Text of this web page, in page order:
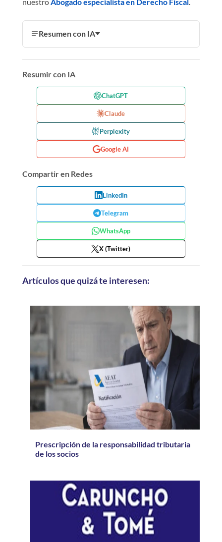
nuestroAbogado especialista en Derecho Fiscal .
Resumen con IA
Resumir con IA
ChatGPT
Claude
Perplexity
Google AI
Compartir en Redes
LinkedIn
Telegram
WhatsApp
X (Twitter)
Artículos que quizá te interesen:
Prescripción de la responsabilidad tributaria
de los socios